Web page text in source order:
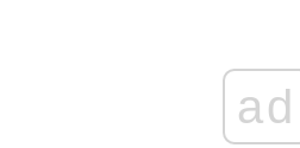
ad